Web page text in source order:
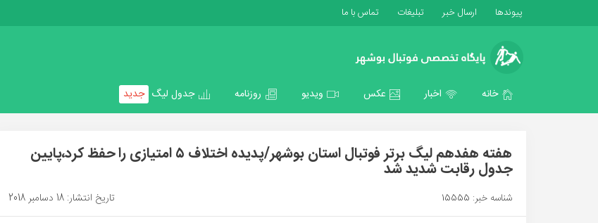
پیوندها ارسال خبر تبلیغات تماس با ما
خانه اخبار عکس ویدیو روزنامه جدول لیگ جدید
هفته هفدهم لیگ برتر فوتبال استان بوشهر/پدیده اختلاف ۵ امتیازی را حفظ کرد،پایین
جدول رقابت شدید شد
شناسه خبر: 15555 تاریخ انتشار: 18 دسامبر 2018